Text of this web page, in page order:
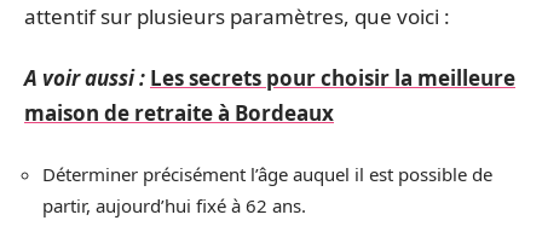
attentif sur plusieurs paramètres, que voici :
A voir aussi : Les secrets pour choisir la meilleure
maison de retraite à Bordeaux
Déterminer précisément l’âge auquel il est possible de
partir, aujourd’hui fixé à 62 ans.